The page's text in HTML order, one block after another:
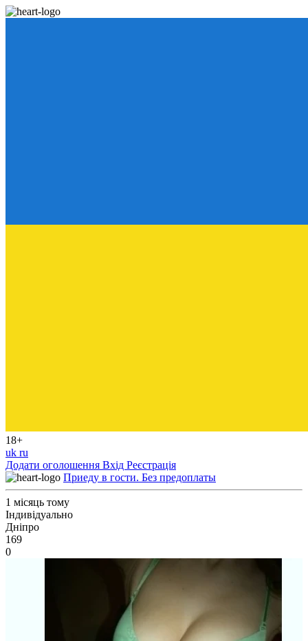
18+
uk ru
Додати оголошення Вхід Реєстрація
Приеду в гости. Без предоплаты
1 місяць тому
Індивідуально
Дніпро
169
0